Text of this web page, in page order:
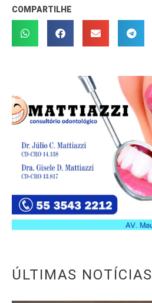
COMPARTILHE
ÚLTIMAS NOTÍCIAS